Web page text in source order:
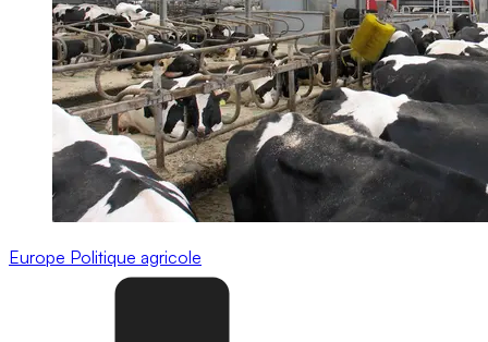
Europe Politique agricole